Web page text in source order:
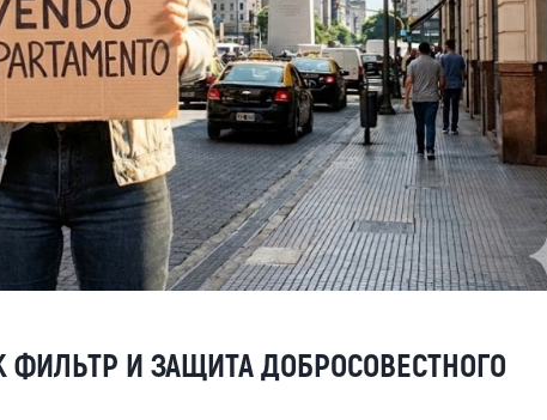
ФИЛЬТР И ЗАЩИТА ДОБРОСОВЕСТНОГО